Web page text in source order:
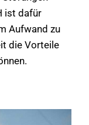
ist dafür
Aufwand zu
die Vorteile